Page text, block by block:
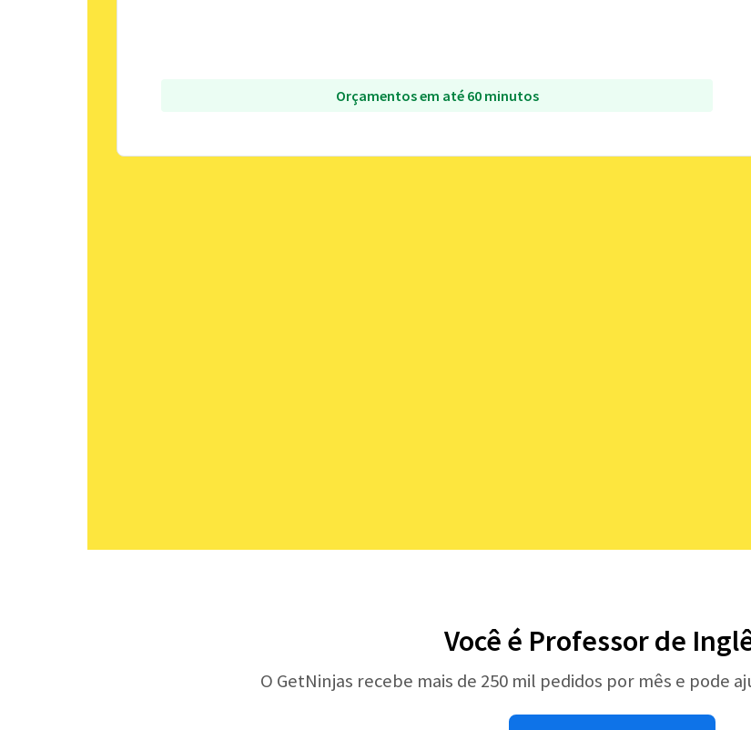
Orçamentos em até 60 minutos
Você é Professor de
O GetNinjas recebe mais de 250 mil pedidos por mês e pode